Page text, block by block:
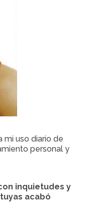
mi uso diario de
personal y
inquietudes y
acabó